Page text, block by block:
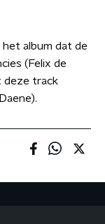
album dat de
(Felix de
deze track